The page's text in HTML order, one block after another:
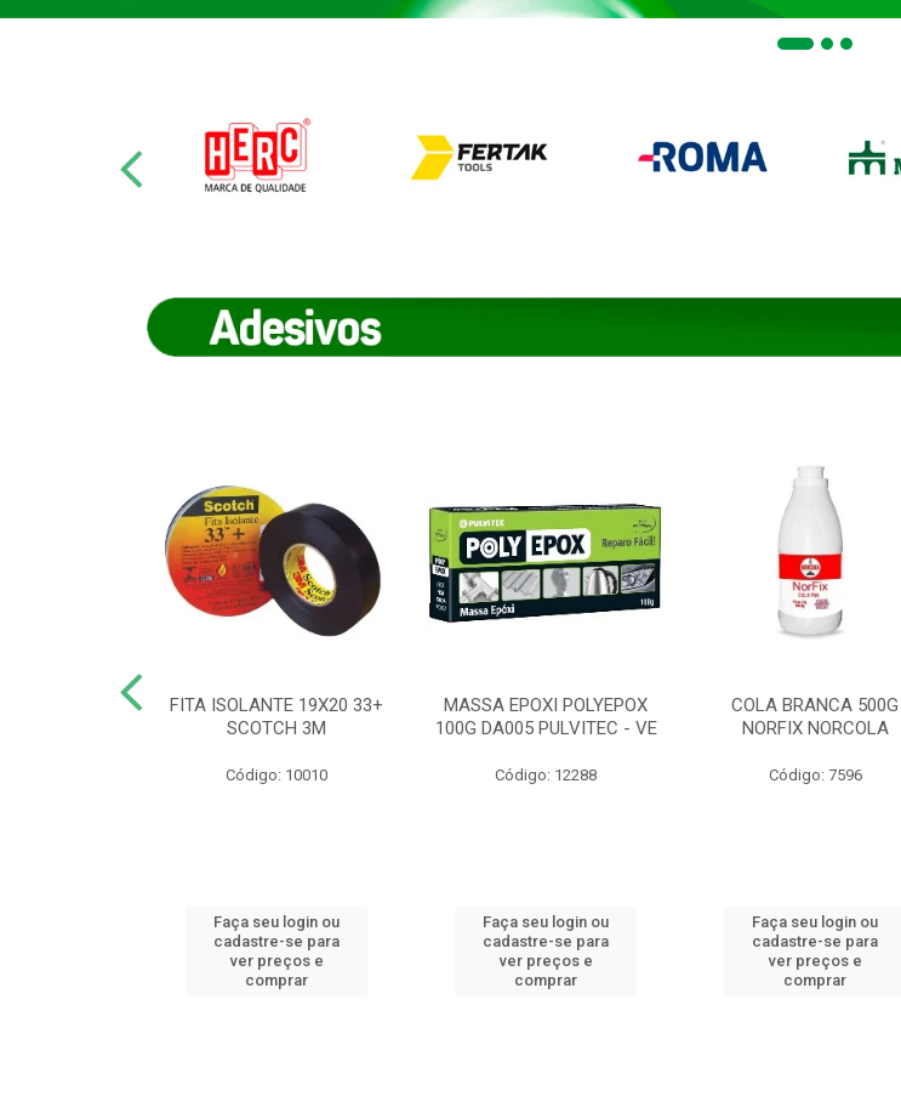
FITA ISOLANTE 19X20 33+
SCOTCH 3M
Código: 10010
Faça seu login ou
cadastre-se para
ver preços e
comprar
MASSA EPOXI POLYEPOX
100G DA005 PULVITEC - VE
Código: 12288
Faça seu login ou
cadastre-se para
ver preços e
comprar
COLA BRANCA 500G
NORFIX NORCOLA
Código: 7596
Faça seu login ou
cadastre-se para
ver preços e
comprar